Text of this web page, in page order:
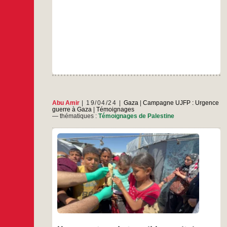
Abu Amir 19/04/24 Gaza
Campagne UJFP : Urgence
guerre à Gaza
Témoignages
— thématiques : Témoignages de Palestine
La crise humanitaire s’est considérablement
aggravée dans la plupart des régions de Gaza,
notamment en raison de la cessation des
activités de la plus grande organisation
humanitaire de la bande de Gaza, qui
fournissait de la nourriture à une grande partie
des personnes déplacées, ce qui a provoqué
une famine
…
Un
rapport
sur